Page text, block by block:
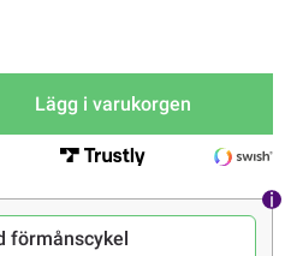
Lägg i varukorgen
förmånscykel